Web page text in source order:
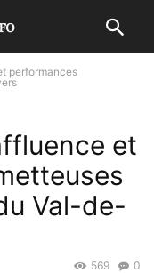
performances
et
Val-de-
0
569